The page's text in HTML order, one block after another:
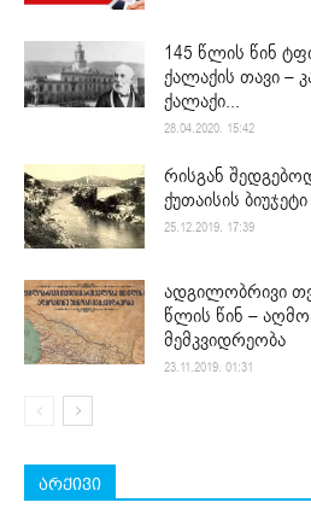
145 წლის წინ
ქალაქის თავი –
ქალაქი...
28.04.2020. 15:42
რისგან
ქუთაისის
25.12.2019. 17:39
ადგილობრივი
წლის წინ –
მემკვიდრეობა
23.11.2019. 01:31
არქივი